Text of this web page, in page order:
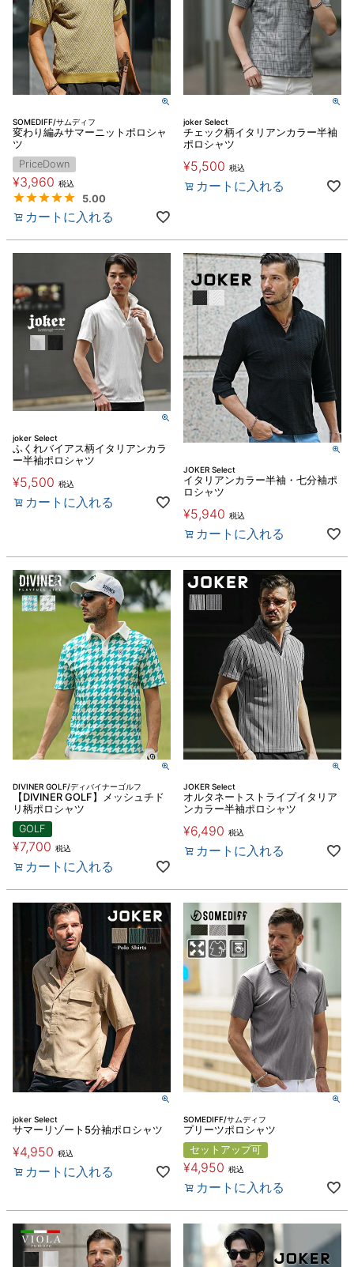
SOMEDIFF/サムディフ
変わり編みサマーニットポロシャ
ツ
PriceDown
¥3,960 税込
5.00
カートに入れる
joker Select
チェック柄イタリアンカラー半袖
ポロシャツ
¥5,500 税込
カートに入れる
joker Select
ふくれバイアス柄イタリアンカラ
ー半袖ポロシャツ
¥5,500 税込
カートに入れる
JOKER Select
イタリアンカラー半袖・七分袖ポ
ロシャツ
¥5,940 税込
カートに入れる
DIVINER GOLF/ディバイナーゴルフ
【DIVINER GOLF】メッシュチド
リ柄ポロシャツ
GOLF
¥7,700 税込
カートに入れる
JOKER Select
オルタネートストライプイタリア
ンカラー半袖ポロシャツ
¥6,490 税込
カートに入れる
joker Select
サマーリゾート5分袖ポロシャツ
¥4,950 税込
カートに入れる
SOMEDIFF/サムディフ
プリーツポロシャツ
セットアップ可
¥4,950 税込
カートに入れる